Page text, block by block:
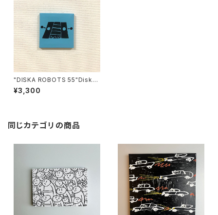
"DISKA ROBOTS 55"Diskah
artworks
¥3,300
同じカテゴリの商品